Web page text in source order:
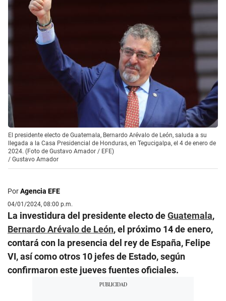
El presidente electo de Guatemala, Bernardo Arévalo de León, saluda a su
llegada a la Casa Presidencial de Honduras, en Tegucigalpa, el 4 de enero de
2024. (Foto de Gustavo Amador / EFE)
/ Gustavo Amador
PorAgencia EFE
04/01/2024, 08:00 p.m.
La investidura del presidente electo deGuatemala,
Bernardo Arévalo de León, el próximo 14 de enero,
contará con la presencia del rey de España, Felipe
VI, así como otros 10 jefes de Estado, según
confirmaron este jueves fuentes oficiales.